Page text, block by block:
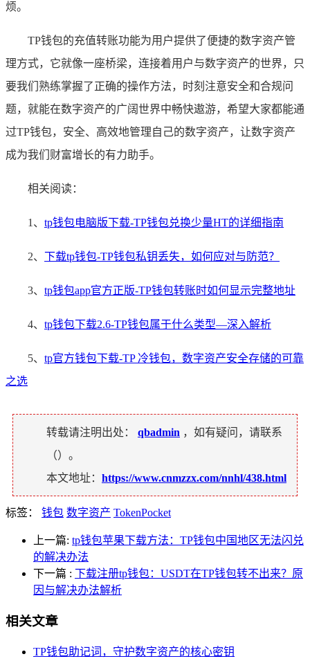
烦。
TP钱包的充值转账功能为用户提供了便捷的数字资产管
理方式，它就像一座桥梁，连接着用户与数字资产的世界，只
要我们熟练掌握了正确的操作方法，时刻注意安全和合规问
题，就能在数字资产的广阔世界中畅快遨游，希望大家都能通
过TP钱包，安全、高效地管理自己的数字资产，让数字资产
成为我们财富增长的有力助手。
相关阅读：
1、 tp钱包电脑版下载-TP钱包兑换少量HT的详细指南
2、 下载tp钱包-TP钱包私钥丢失，如何应对与防范？
3、 tp钱包app官方正版-TP钱包转账时如何显示完整地址
4、 tp钱包下载2.6-TP钱包属于什么类型—深入解析
5、 tp官方钱包下载-TP 冷钱包，数字资产安全存储的可靠
之选
转载请注明出处： qbadmin ，如有疑问，请联系
（）。
本文地址： https://www.cnmzzx.com/nnhl/438.html
标签： 钱包 数字资产 TokenPocket
上一篇: tp钱包苹果下载方法：TP钱包中国地区无法闪兑
的解决办法
下一篇 : 下载注册tp钱包：USDT在TP钱包转不出来？原
因与解决办法解析
相关文章
TP钱包助记词，守护数字资产的核心密钥